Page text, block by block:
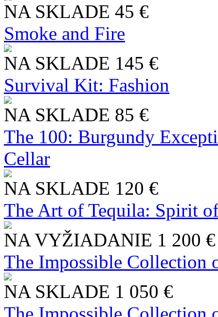
NA SKLADE 45 €
Smoke and Fire
NA SKLADE 145 €
Survival Kit: Fashion
NA SKLADE 85 €
The 100: Burgundy
Cellar
NA SKLADE 120 €
The Art of Tequila: Spirit
NA VYŽIADANIE 1 200 €
The Impossible Collection
NA SKLADE 1 050 €